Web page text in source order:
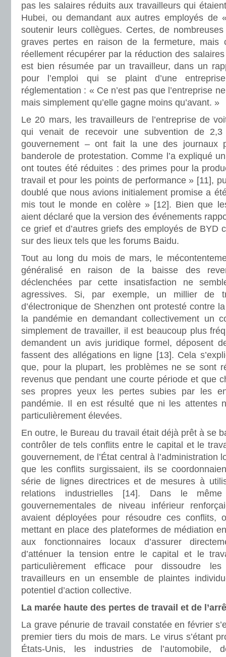
pas les salaires réduits aux travailleurs qui
Hubei, ou demandant aux autres employés de
soutenir leurs collègues. Certes, de
graves pertes en raison de la fermeture, mais
réellement récupérer par la réduction des
est bien résumée par un travailleur, dans un
pour l’emploi qui se plaint d’une
réglementation : « Ce n’est pas que l’entreprise
mais simplement qu’elle gagne moins qu’avant. »
Le 20 mars, les travailleurs de l’entreprise de
qui venait de recevoir une subvention de
gouvernement – ont fait la une des journaux
banderole de protestation. Comme l’a expliqué
ont toutes été réduites : des primes pour la
travail et pour les points de performance » [11],
doublé que nous avions initialement promise a
mis tout le monde en colère » [12]. Bien que
aient déclaré que la version des événements
ce grief et d’autres griefs des employés de BYD
sur des lieux tels que les forums Baidu.
Tout au long du mois de mars, le
généralisé en raison de la baisse des
déclenchées par cette insatisfaction ne
agressives. Si, par exemple, un millier de
d’électronique de Shenzhen ont protesté contre
la pandémie en demandant collectivement un
simplement de travailler, il est beaucoup plus
demandent un avis juridique formel, déposent
fassent des allégations en ligne [13]. Cela
que, pour la plupart, les problèmes ne se sont
revenus que pendant une courte période et que
ses propres yeux les pertes subies par les
pandémie. Il en est résulté que ni les attentes
particulièrement élevées.
En outre, le Bureau du travail était déjà prêt à se
contrôler de tels conflits entre le capital et le
gouvernement, de l’État central à l’administration
que les conflits surgissaient, ils se
série de lignes directrices et de mesures à
relations industrielles [14]. Dans le
gouvernementales de niveau inférieur
avaient déployées pour résoudre ces conflits,
mettant en place des plateformes de médiation
aux fonctionnaires locaux d’assurer
d’atténuer la tension entre le capital et le
particulièrement efficace pour dissoudre
travailleurs en un ensemble de plaintes
potentiel d’action collective.
La marée haute des pertes de travail et de
La grave pénurie de travail constatée en février
premier tiers du mois de mars. Le virus s’étant
États-Unis, les industries de l’automobile,